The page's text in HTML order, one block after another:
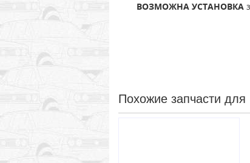
ВОЗМОЖНА УСТАНОВКА
Похожие запчасти